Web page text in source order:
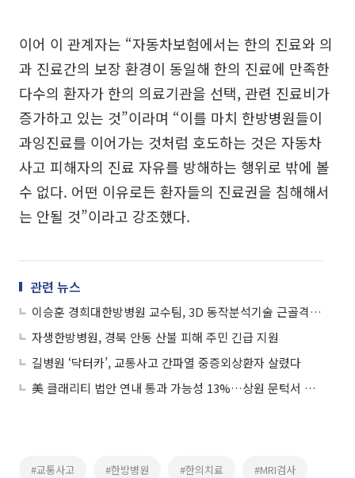
이어 이 관계자는 “자동차보험에서는 한의 진료와 의
과 진료간의 보장 환경이 동일해 한의 진료에 만족한
다수의 환자가 한의 의료기관을 선택, 관련 진료비가
증가하고 있는 것”이라며 “이를 마치 한방병원들이
과잉진료를 이어가는 것처럼 호도하는 것은 자동차
사고 피해자의 진료 자유를 방해하는 행위로 밖에 볼
수 없다. 어떤 이유로든 환자들의 진료권을 침해해서
는 안될 것”이라고 강조했다.
관련 뉴스
이승훈 경희대한방병원 교수팀, 3D 동작분석기술 근골격질환 진단 유효성 확인
자생한방병원, 경북 안동 산불 피해 주민 긴급 지원
길병원 ‘닥터카’, 교통사고 간파열 중증외상환자 살렸다
美 클래리티 법안 연내 통과 가능성 13%…상원 문턱서 제동
#교통사고 #한방병원 #한의치료 #MRI검사